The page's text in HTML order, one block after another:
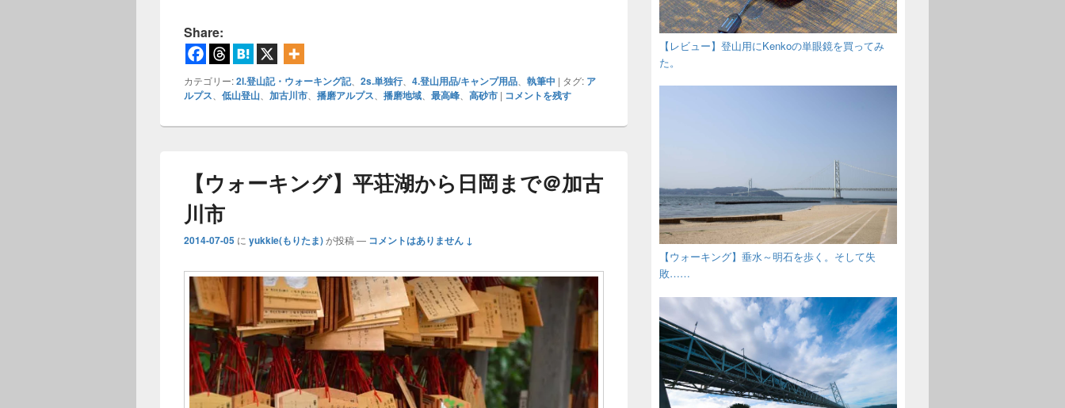
み
中…
Share:
カテゴリー:2l.登山記・ウォーキング記、 2s.単独行、 4.登山用品/キャンプ用品 執筆中 | タグ: ア
ルプス
低山登山 加古川市 播磨アルプス 播磨地域 最高峰 高砂市 | コメントを残す
【ウォーキング】平荘湖から日岡まで＠加古
川市
2014-07-05 に yukkie(もりたま)が投稿 — コメントはありません ↓
【レビュー】登山用にKenkoの単眼鏡を買ってみ
た。
【ウォーキング】垂水～明石を歩く。そして失
敗……